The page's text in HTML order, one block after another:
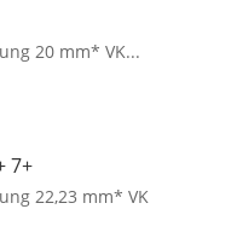
20 mm* VK...
7+
22,23 mm* VK